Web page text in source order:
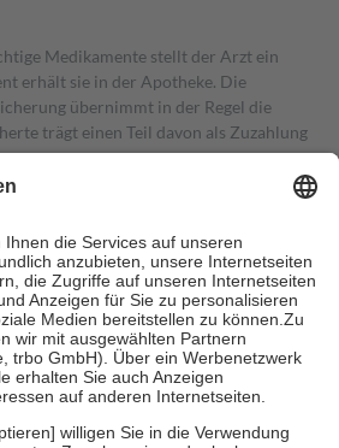
Medikamente stellt der Arzt ein
erhält sie in der Apotheke. Die
übernimmt in der Regel die
trägt einen Teil davon als Zuzahlung
Zuzahlungen in Höhe von zehn
sind jedoch nie mehr als die tatsächlichen
auch für Online-Apotheken.
Krankenpflege beträgt die
Kosten sowie zehn Euro je
für ihre eigene Gesundheit zu
Stellung der Familie zu unterstützen,
an bei: